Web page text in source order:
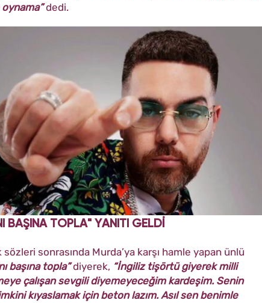
dedi.
BAŞINA TOPLA" YANITI GELDİ
sözleri sonrasında Murda’ya karşı hamle yapan ünlü
başına topla”diyerek, “İngiliz tişörtü giyerek milli
çalışan sevgili diyemeyeceğim kardeşim. Senin
kıyaslamak için beton lazım. Asıl sen benimle